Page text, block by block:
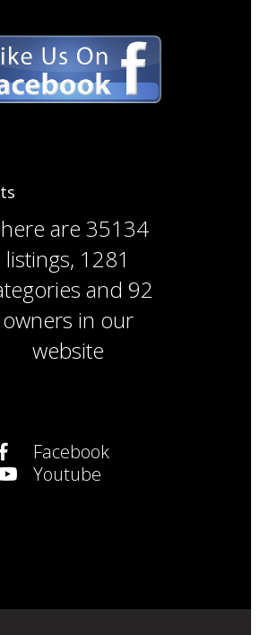
are 35134
listings, 1281
and 92
owners in our
website
Facebook
Youtube